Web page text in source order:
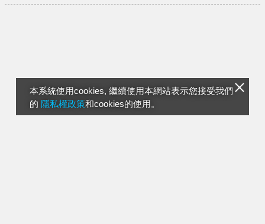
本系統使用cookies, 繼續使用本網站表示您接受我們
的 隱私權政策和cookies的使用。